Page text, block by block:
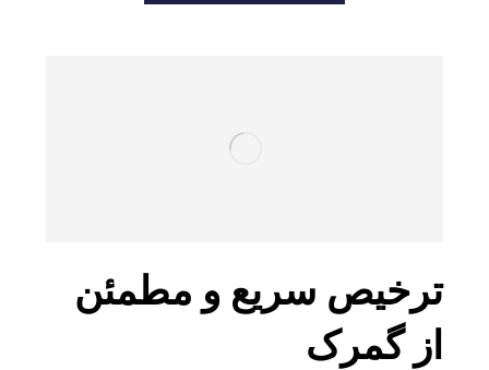
ترخیص سریع و مطمئن
از گمرک